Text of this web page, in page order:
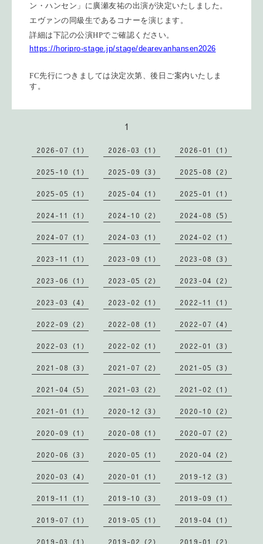
ン・ハンセン 」に廣瀬友祐の出演が決定いたしました。
エヴァンの同級生であるコナーを演じます。
詳細は下記の公演HPでご確認ください。
https://horipro-stage.jp/stage/dearevanhansen2026
FC先行につきましては決定次第、後日ご案内いたしま
す。
1
2026-07（1） 2026-03（1） 2026-01（1）
2025-10（1） 2025-09（3） 2025-08（2）
2025-05（1） 2025-04（1） 2025-01（1）
2024-11（1） 2024-10（2） 2024-08（5）
2024-07（1） 2024-03（1） 2024-02（1）
2023-11（1） 2023-09（1） 2023-08（3）
2023-06（1） 2023-05（2） 2023-04（2）
2023-03（4） 2023-02（1） 2022-11（1）
2022-09（2） 2022-08（1） 2022-07（4）
2022-03（1） 2022-02（1） 2022-01（3）
2021-08（3） 2021-07（2） 2021-05（3）
2021-04（5） 2021-03（2） 2021-02（1）
2021-01（1） 2020-12（3） 2020-10（2）
2020-09（1） 2020-08（1） 2020-07（2）
2020-06（3） 2020-05（1） 2020-04（2）
2020-03（4） 2020-01（1） 2019-12（3）
2019-11（1） 2019-10（3） 2019-09（1）
2019-07（1） 2019-05（1） 2019-04（1）
2019-03（1） 2019-02（2） 2019-01（2）